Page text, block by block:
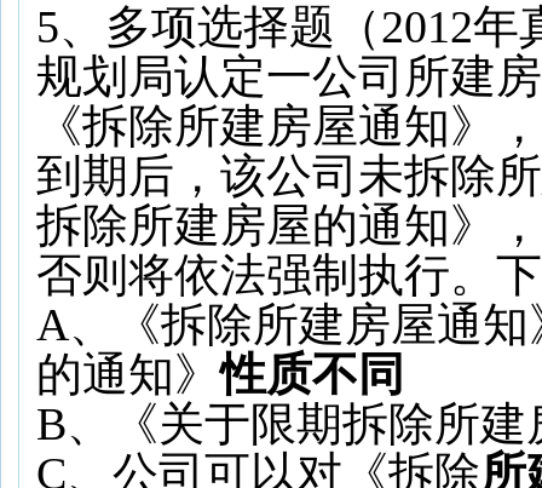
5、多项选择题（2012年
规划局认定一公司所建
《拆除所建房屋通知》
到期后，该公司未拆除
拆除所建房屋的通知》
否则将依法强制执行。
A、《拆除所建房屋通
的通知》性质不同
B、《关于限期拆除所
C、公司可以对《拆除所